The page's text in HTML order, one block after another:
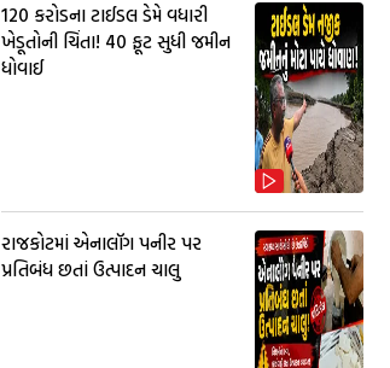
₹120 કરોડના ટાઈડલ ડેમે વધારી
ખેડૂતોની ચિંતા! 40 ફૂટ સુધી જમીન
ધોવાઈ
રાજકોટમાં એનાલૉગ પનીર પર
પ્રતિબંધ છતાં ઉત્પાદન ચાલુ